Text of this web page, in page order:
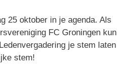
25 oktober in je agenda. Als
FC Groningen kun
je stem laten
stem!